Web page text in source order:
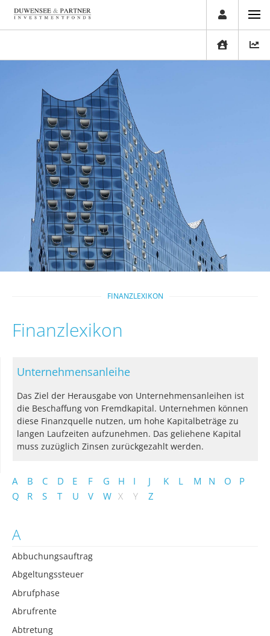
FINANZLEXIKON
Finanzlexikon
A B C D E F G H I J K L M N O
P
Q
R S T U V W X Y Z
A
Abbuchungsauftrag
Abgeltungssteuer
Abrufphase
Abrufrente
Abtretung
Unternehmensanleihe
Das Ziel der Herausgabe von Unternehmensanleihen ist
die Beschaffung von Fremdkapital. Unternehmen können
diese Finanzquelle nutzen, um hohe Kapitalbeträge zu
langen Laufzeiten aufzunehmen. Das geliehene Kapital
muss zuzüglich Zinsen zurückgezahlt werden.